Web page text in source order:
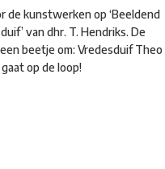
de kunstwerken op ‘Beeldend
van dhr. T. Hendriks. De
beetje om: Vredesduif Theo
op de loop!